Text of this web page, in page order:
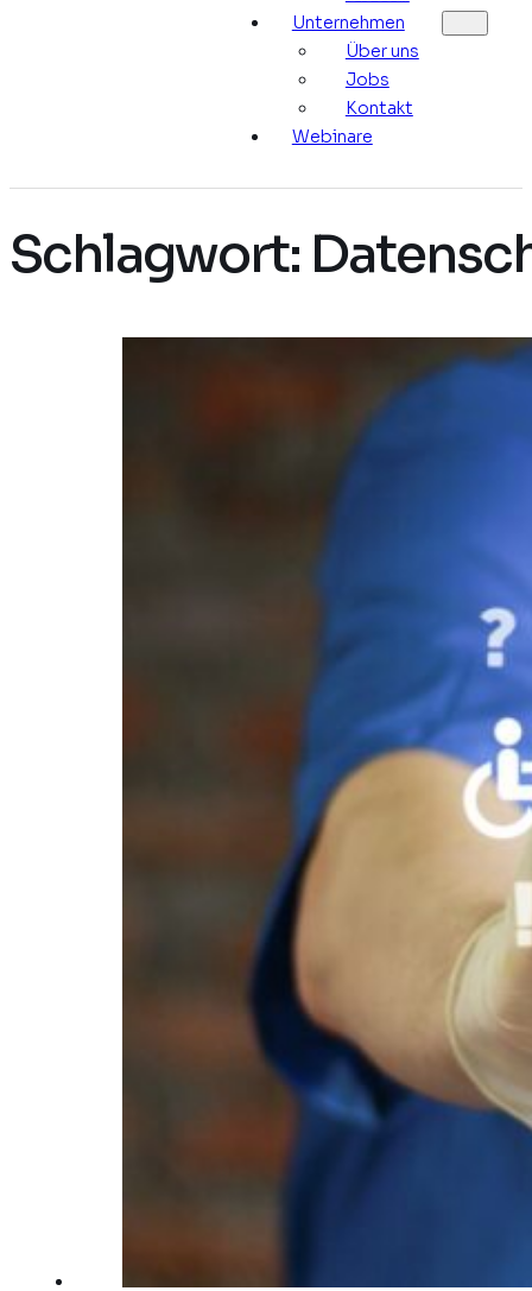
Unternehmen
Über uns
Jobs
Kontakt
Webinare
Schlagwort: